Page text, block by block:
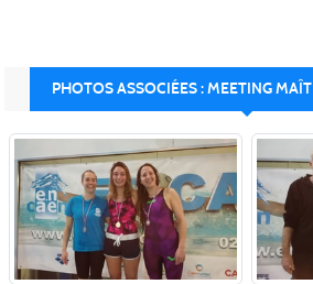
PHOTOS ASSOCIÉES : MEETING